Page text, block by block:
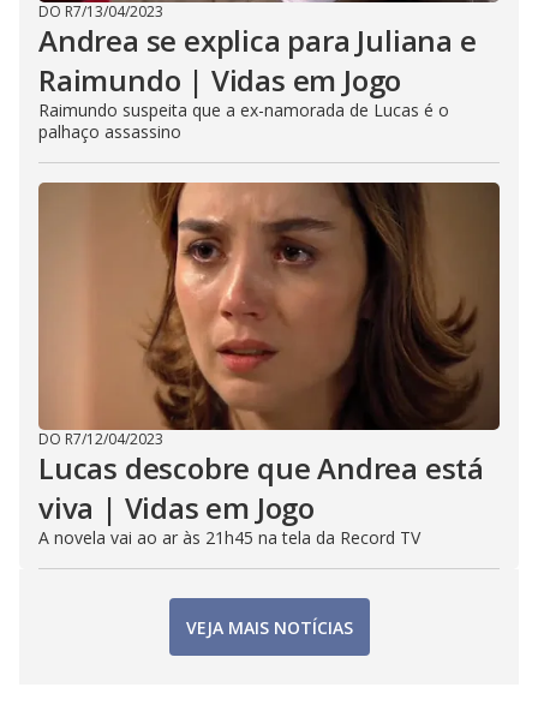
DO R7/13/04/2023
Andrea se explica para Juliana e
Raimundo | Vidas em Jogo
Raimundo suspeita que a ex-namorada de Lucas é o
palhaço assassino
DO R7/12/04/2023
Lucas descobre que Andrea está
viva | Vidas em Jogo
A novela vai ao ar às 21h45 na tela da Record TV
VEJA MAIS NOTÍCIAS